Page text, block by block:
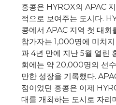
홍콩은 HYROX의 APAC
적으로 보여주는 도시다.
콩에서 APAC 지역 첫 대회
참가자는 1,000명에 미치
과 4년 만에 지난 5월 열린
회에는 약 20,000명의 선
만한 성장을 기록했다.
점이었던 홍콩은 이제
대를 개최하는 도시로 자리